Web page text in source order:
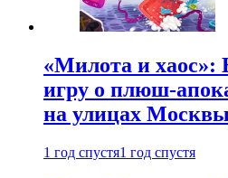
«Милота и хаос»:
игру о плюш-
на улицах Москвы
1 год спустя1 год спустя